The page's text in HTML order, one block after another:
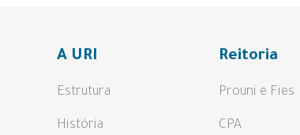
A URI
Estrutura
História
Reitoria
Prouni e Fies
CPA